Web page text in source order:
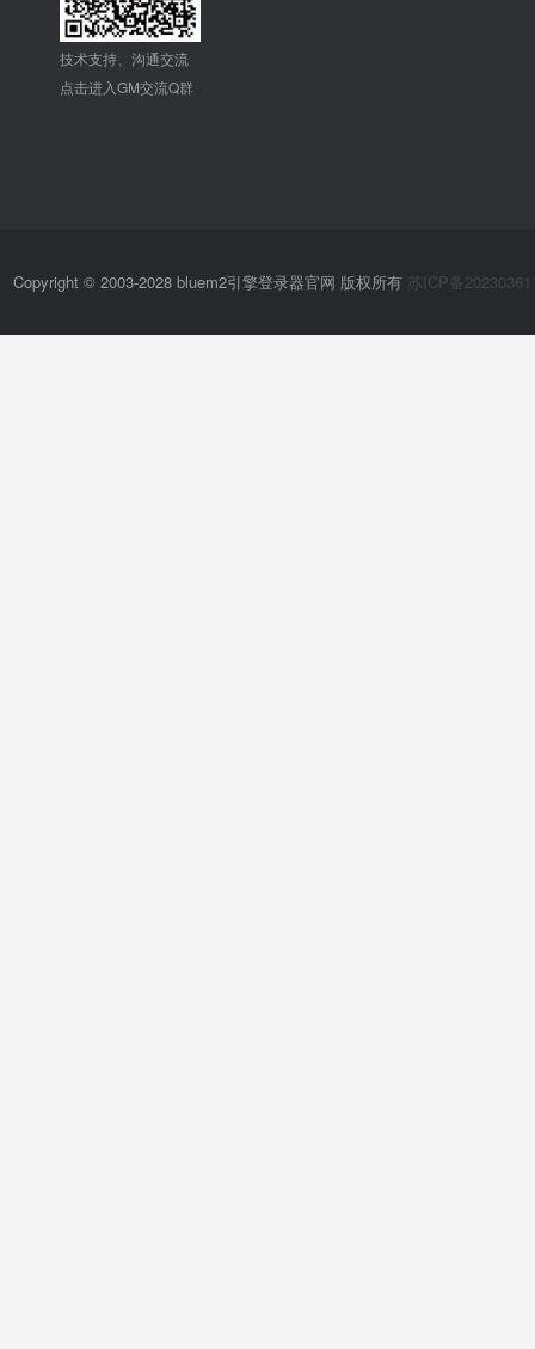
技术支持、沟通交流
点击进入GM交流Q群
Copyright © 2003-2028 bluem2引擎登录器官网 版权所有 苏ICP备